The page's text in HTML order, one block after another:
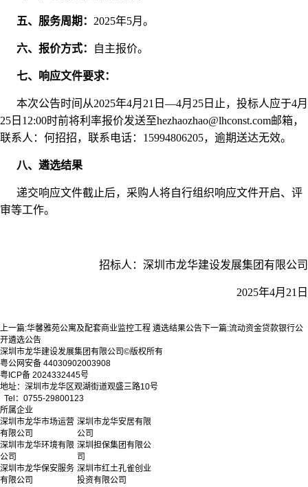
五、服务周期： 2025年5月。
六、报价方式： 自主报价。
七、响应文件要求：
本次公告时间从2025年4月21日—4月25日止，投标人应于4月
25日12:00时前将利率报价发送至hezhaozhao@lhconst.com邮箱，
联系人：何招招，联系电话：15994806205，逾期送达无效。
八、遴选结果
递交响应文件截止后，采购人将自行组织响应文件开启、评
审等工作。
招标人：深圳市龙华建设发展集团有限公司
2025年4月21日
上一篇:华馨雅苑公寓及配套商业监控工程 遴选结果公告下一篇:流动资金贷款银行公
开遴选公告
深圳市龙华建设发展集团有限公司©版权所有
粤公网安备 44030902003908
粤ICP备 2024332445号
地址：深圳市龙华区观湖街道观盛三路10号
Tel：0755-29800123
所属企业
深圳市龙华市场运营
有限公司
深圳市龙华安居有限
公司
深圳市龙华环境有限
公司
深圳担保集团有限公
司
深圳市龙华保安服务
有限公司
深圳市红土孔雀创业
投资有限公司